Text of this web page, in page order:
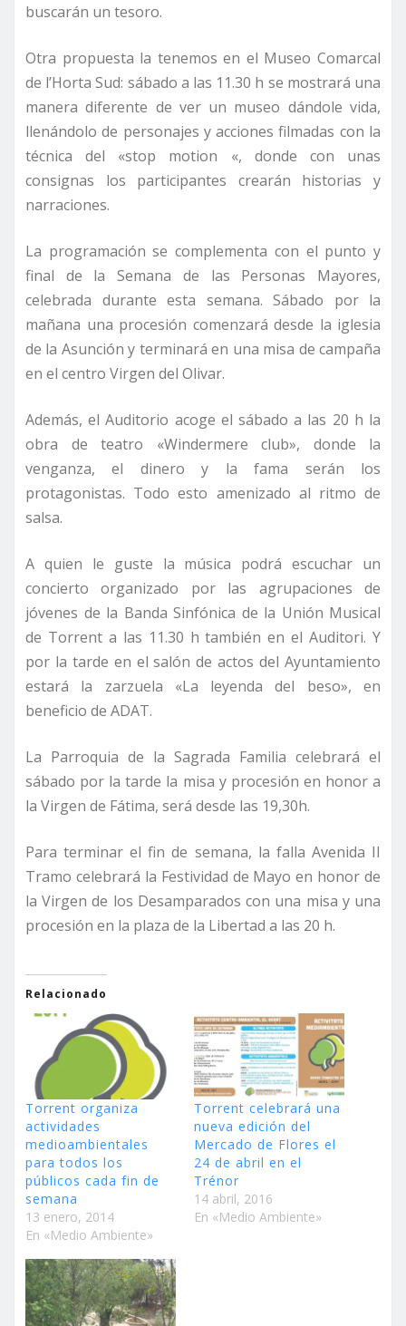
buscarán un tesoro.
Otra propuesta la tenemos en el Museo Comarcal
de l’Horta Sud: sábado a las 11.30 h se mostrará una
manera diferente de ver un museo dándole vida,
llenándolo de personajes y acciones filmadas con la
técnica del «stop motion «, donde con unas
consignas los participantes crearán historias y
narraciones.
La programación se complementa con el punto y
final de la Semana de las Personas Mayores,
celebrada durante esta semana. Sábado por la
mañana una procesión comenzará desde la iglesia
de la Asunción y terminará en una misa de campaña
en el centro Virgen del Olivar.
Además, el Auditorio acoge el sábado a las 20 h la
obra de teatro «Windermere club», donde la
venganza, el dinero y la fama serán los
protagonistas. Todo esto amenizado al ritmo de
salsa.
A quien le guste la música podrá escuchar un
concierto organizado por las agrupaciones de
jóvenes de la Banda Sinfónica de la Unión Musical
de Torrent a las 11.30 h también en el Auditori. Y
por la tarde en el salón de actos del Ayuntamiento
estará la zarzuela «La leyenda del beso», en
beneficio de ADAT.
La Parroquia de la Sagrada Familia celebrará el
sábado por la tarde la misa y procesión en honor a
la Virgen de Fátima, será desde las 19,30h.
Para terminar el fin de semana, la falla Avenida II
Tramo celebrará la Festividad de Mayo en honor de
la Virgen de los Desamparados con una misa y una
procesión en la plaza de la Libertad a las 20 h.
Relacionado
Torrent organiza
actividades
medioambientales
para todos los
públicos cada fin de
semana
13 enero, 2014
En «Medio Ambiente»
Torrent celebrará una
nueva edición del
Mercado de Flores el
24 de abril en el
Trénor
14 abril, 2016
En «Medio Ambiente»